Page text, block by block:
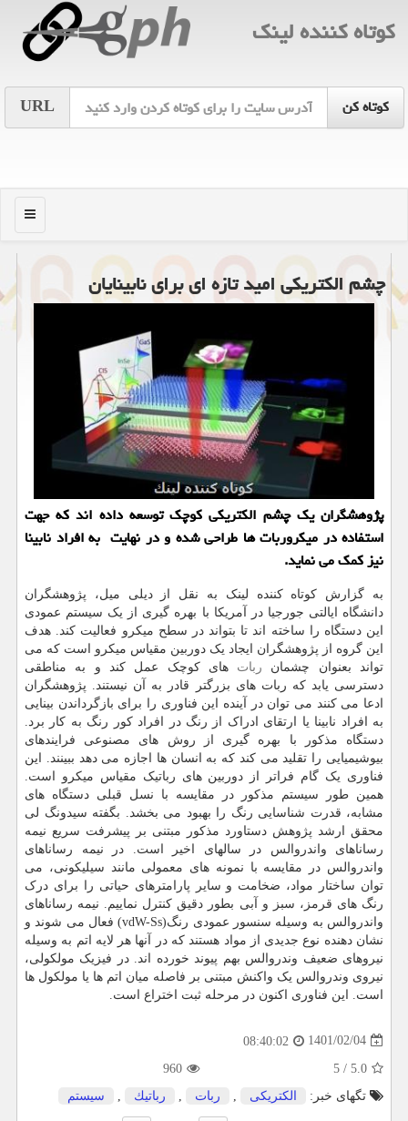
كوتاه كننده لینك
URL
منو
چشم الکتریکی امید تازه ای برای نابینایان
پژوهشگران یک چشم الکتریکی کوچک توسعه داده اند که جهت
استفاده در میکروربات ها طراحی شده و در نهایت به افراد نابینا
نیز کمک می نماید.
به گزارش کوتاه کننده لینک به نقل از دیلی میل، پژوهشگران
دانشگاه ایالتی جورجیا در آمریکا با بهره گیری از یک سیستم عمودی
این دستگاه را ساخته اند تا بتواند در سطح میکرو فعالیت کند. هدف
این گروه از پژوهشگران ایجاد یک دوربین مقیاس میکرو است که می
تواند بعنوان چشمان ربات های کوچک عمل کند و به مناطقی
دسترسی یابد که ربات های بزرگتر قادر به آن نیستند. پژوهشگران
ادعا می کنند می توان در آینده این فناوری را برای بازگرداندن بینایی
به افراد نابینا یا ارتقای ادراک از رنگ در افراد کور رنگ به کار برد.
دستگاه مذکور با بهره گیری از روش های مصنوعی فرایندهای
بیوشیمیایی را تقلید می کند که به انسان ها اجازه می دهد ببینند. این
فناوری یک گام فراتر از دوربین های رباتیک مقیاس میکرو است.
همین طور سیستم مذکور در مقایسه با نسل قبلی دستگاه های
مشابه، قدرت شناسایی رنگ را بهبود می بخشد. بگفته سیدونگ لی
محقق ارشد پژوهش دستاورد مذکور مبتنی بر پیشرفت سریع نیمه
رساناهای واندروالس در سالهای اخیر است. در نیمه رساناهای
واندروالس در مقایسه با نمونه های معمولی مانند سیلیکونی، می
توان ساختار مواد، ضخامت و سایر پارامترهای حیاتی را برای درک
رنگ های قرمز، سبز و آبی بطور دقیق کنترل نماییم. نیمه رساناهای
واندروالس به وسیله سنسور عمودی رنگ(vdW-Ss) فعال می شوند و
نشان دهنده نوع جدیدی از مواد هستند که در آنها هر لایه اتم به وسیله
نیروهای ضعیف وندروالس بهم پیوند خورده اند. در فیزیک مولکولی،
نیروی وندروالس یک واکنش مبتنی بر فاصله میان اتم ها یا مولکول ها
است. این فناوری اکنون در مرحله ثبت اختراع است.
1401/02/04
08:40:02
5.0
/
5
960
تگهای خبر:
الكتریكی ربات رباتیك سیستم